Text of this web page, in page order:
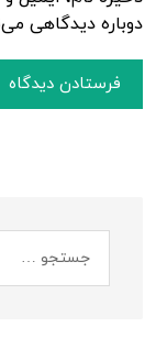
دوباره دیدگاهی
فرستادن دیدگاه